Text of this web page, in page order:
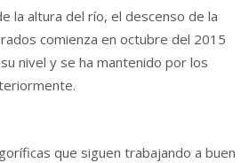
la altura del río, el descenso de la
comienza en octubre del 2015
nivel y se ha mantenido por los
que siguen trabajando a buen